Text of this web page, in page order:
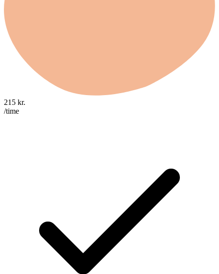
215 kr.
/time